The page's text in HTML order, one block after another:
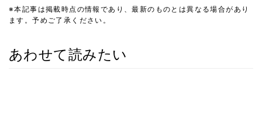
※本記事は掲載時点の情報であり、最新のものとは異なる場合があり
ます。予めご了承ください。
あわせて読みたい